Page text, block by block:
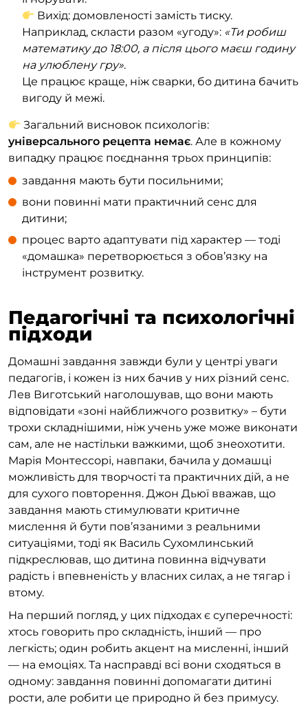
Вихід: домовленості замість тиску.
Наприклад, скласти разом «угоду»: «Ти робиш
математику до 18:00, а після цього маєш годину
на улюблену гру».
Це працює краще, ніж сварки, бо дитина бачить
вигоду й межі.
Загальний висновок психологів:
універсального рецепта немає. Але в кожному
випадку працює поєднання трьох принципів:
завдання мають бути посильними;
вони повинні мати практичний сенс для
дитини;
процес варто адаптувати під характер — тоді
«домашка» перетворюється з обов’язку на
інструмент розвитку.
Педагогічні та психологічні
підходи
Домашні завдання завжди були у центрі уваги
педагогів, і кожен із них бачив у них різний сенс.
Лев Виготський наголошував, що вони мають
відповідати «зоні найближчого розвитку» – бути
трохи складнішими, ніж учень уже може виконати
сам, але не настільки важкими, щоб знеохотити.
Марія Монтессорі, навпаки, бачила у домашці
можливість для творчості та практичних дій, а не
для сухого повторення. Джон Дьюї вважав, що
завдання мають стимулювати критичне
мислення й бути пов’язаними з реальними
ситуаціями, тоді як Василь Сухомлинський
підкреслював, що дитина повинна відчувати
радість і впевненість у власних силах, а не тягар і
втому.
На перший погляд, у цих підходах є суперечності:
хтось говорить про складність, інший — про
легкість; один робить акцент на мисленні, інший
— на емоціях. Та насправді всі вони сходяться в
одному: завдання повинні допомагати дитині
рости, але робити це природно й без примусу.